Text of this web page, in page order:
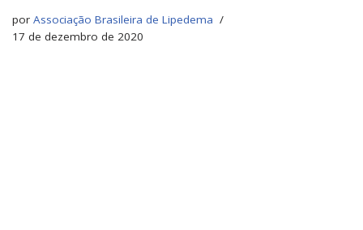
por Associação Brasileira de Lipedema
17 de dezembro de 2020